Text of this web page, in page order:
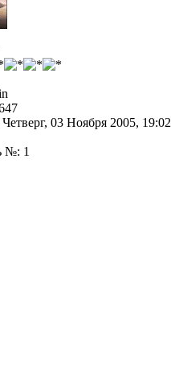
03 Ноября 2005, 19:02
№: 1